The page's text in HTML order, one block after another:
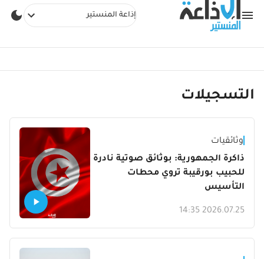
إذاعة المنستير
التسجيلات
وثائقيات
ذاكرة الجمهورية: بوثائق صوتية نادرة
للحبيب بورقيبة تروي محطات
التأسيس
2026.07.25 14:35